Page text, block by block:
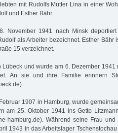
mit Rudolfs Mutter Lina in einer
und Esther Bähr.
November 1941 nach Minsk
als Arbeiter bezeichnet. Esther Bähr
15 verzeichnet.
und wurde am 6. Dezember 1941
An sie und ihre Familie erinnern
1907 in Hamburg, wurde
am 25. Oktober 1941 ins Getto
hamburg.de). Während seine Frau
1943 in das Arbeitslager